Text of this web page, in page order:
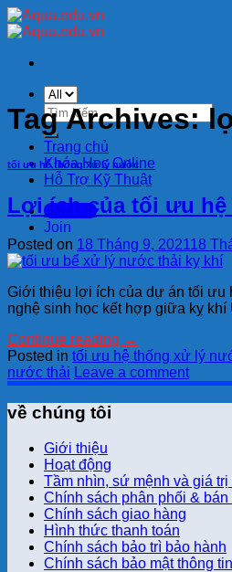
Skip
to
Tìm
kiếm:
Trang chủ
Khóa Học Online
Hỗ Trợ Kỹ Thuật
Sign Up
Join
Tag Archives:
tối ưu hệ thống xử lý nước
Lợi ích của tối ưu
Posted on 18 Tháng 9, 202118
Giới thiệu lợi ích của dự án tối ưu
nghệ sinh học kết hợp giữa kỵ
Continue reading →
Posted in tối ưu hệ thống xử lý
nước thải Leave a comment
về chúng tôi
Giới thiệu
Hoạt động
Tầm nhìn, sứ mệnh và giá trị
Chính sách phân phối & bán
Chính sách giao hàng
Hình thức thanh toán
Chính sách bảo trì bảo hành
Chính sách bảo mật thông